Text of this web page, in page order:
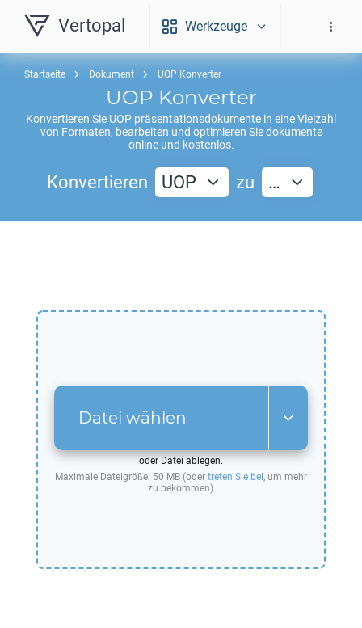
Vertopal Werkzeuge
Startseite Dokument UOP Konverter
UOP Konverter
Konvertieren Sie UOP präsentationsdokumente in eine Vielzahl
von Formaten, bearbeiten und optimieren Sie dokumente
online und kostenlos.
Konvertieren UOP zu …
Datei wählen
oder Datei ablegen.
Maximale Dateigröße: 50 MB (oder treten Sie bei, um mehr
zu bekommen)